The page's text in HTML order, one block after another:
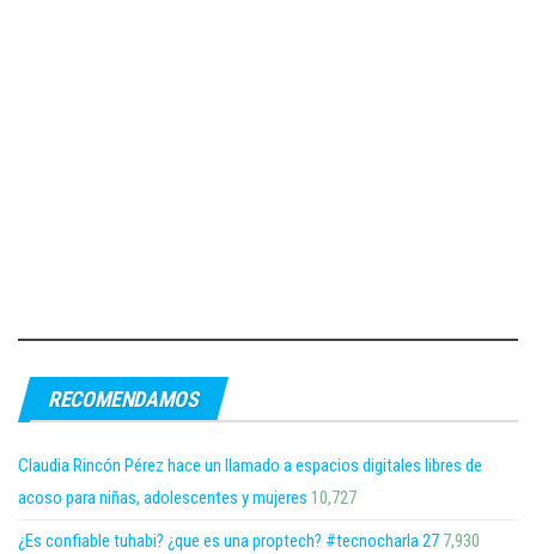
RECOMENDAMOS
Claudia Rincón Pérez hace un llamado a espacios digitales libres de
acoso para niñas, adolescentes y mujeres 10,727
¿Es confiable tuhabi? ¿que es una proptech? #tecnocharla 27 7,930